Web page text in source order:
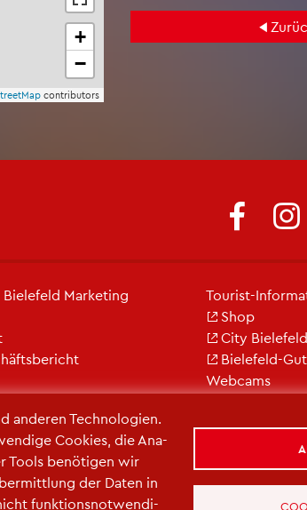
+
−
con­tri­bu­tors
an­de­ren Tech­no­lo­gi­en.
Coo­kies, die Ana­
Tools be­nö­ti­gen wir
der Daten in
nicht funk­ti­ons­not­wen­di­
Bie­le­feld Mar­ke­ting
Tou­rist-
Shop
City Bie­le­feld
Bie­le­feld-
Web­cams